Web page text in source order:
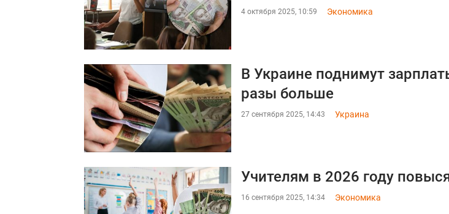
4 октября 2025, 10:59 Экономика
В Украине поднимут
разы больше
27 сентября 2025, 14:43 Украина
Учителям в 2026 году
16 сентября 2025, 14:34 Экономика